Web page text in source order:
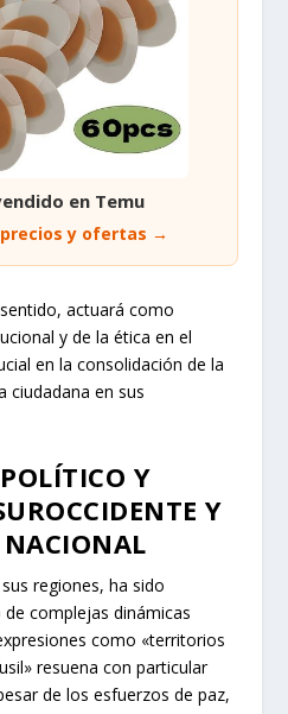
en Temu
y ofertas →
actuará como
y de la ética en el
en la consolidación de la
ciudadana en sus
Y
Y
regiones, ha sido
complejas dinámicas
como «territorios
resuena con particular
de los esfuerzos de paz,